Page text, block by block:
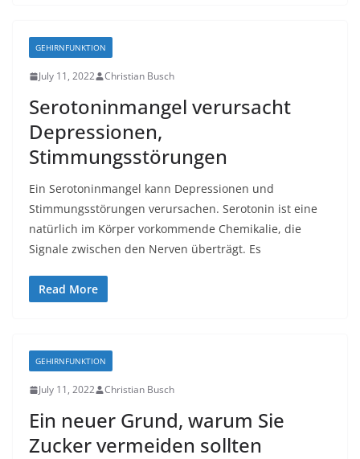
GEHIRNFUNKTION
July 11, 2022 Christian Busch
Serotoninmangel verursacht
Depressionen,
Stimmungsstörungen
Ein Serotoninmangel kann Depressionen und
Stimmungsstörungen verursachen. Serotonin ist eine
natürlich im Körper vorkommende Chemikalie, die
Signale zwischen den Nerven überträgt. Es
Read More
GEHIRNFUNKTION
July 11, 2022 Christian Busch
Ein neuer Grund, warum Sie
Zucker vermeiden sollten